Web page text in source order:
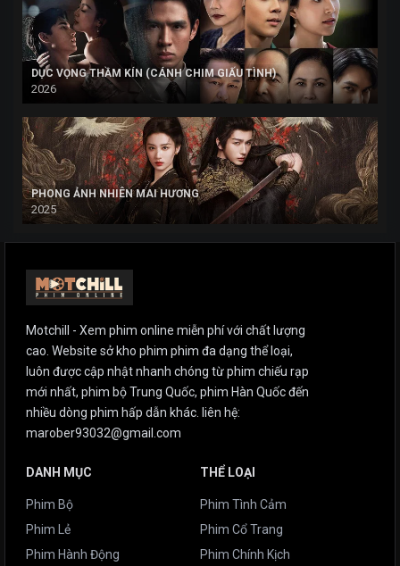
DỤC VỌNG THẦM KÍN (CÁNH CHIM GIẤU TÌNH)
2026
PHONG ẢNH NHIÊN MAI HƯƠNG
2025
Motchill - Xem phim online miễn phí với chất lượng
cao. Website sở kho phim phim đa dạng thể loại,
luôn được cập nhật nhanh chóng từ phim chiếu rạp
mới nhất, phim bộ Trung Quốc, phim Hàn Quốc đến
nhiều dòng phim hấp dẫn khác. liên hệ:
marober93032@gmail.com
DANH MỤC
Phim Bộ
Phim Lẻ
Phim Hành Động
THỂ LOẠI
Phim Tình Cảm
Phim Cổ Trang
Phim Chính Kịch